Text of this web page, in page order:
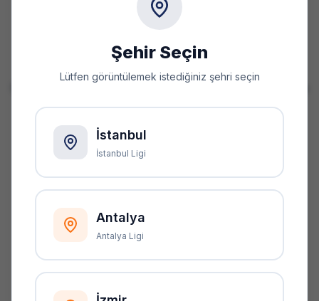
Şehir Seçin
Lütfen görüntülemek istediğiniz şehri seçin
İstanbul
İstanbul Ligi
Antalya
Antalya Ligi
Aradığınız sayfa
bulunamadı
Bağlantı hatalı olabilir ya da sayfa taşınmış olabilir. Ana
sayfaya dönerek CBL dünyasını keşfetmeye devam
Ana Sayfaya Dön